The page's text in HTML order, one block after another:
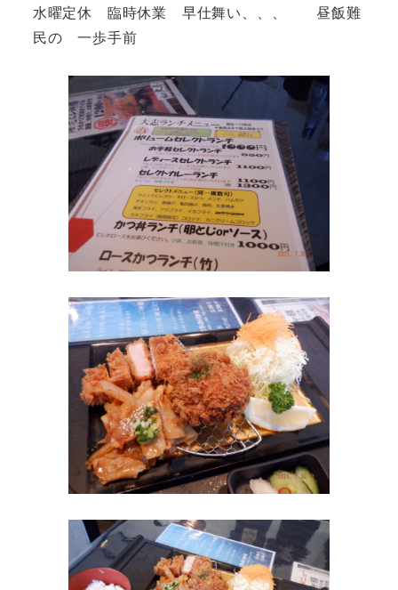
水曜定休 臨時休業 早仕舞い、、、 昼飯難
民の 一歩手前